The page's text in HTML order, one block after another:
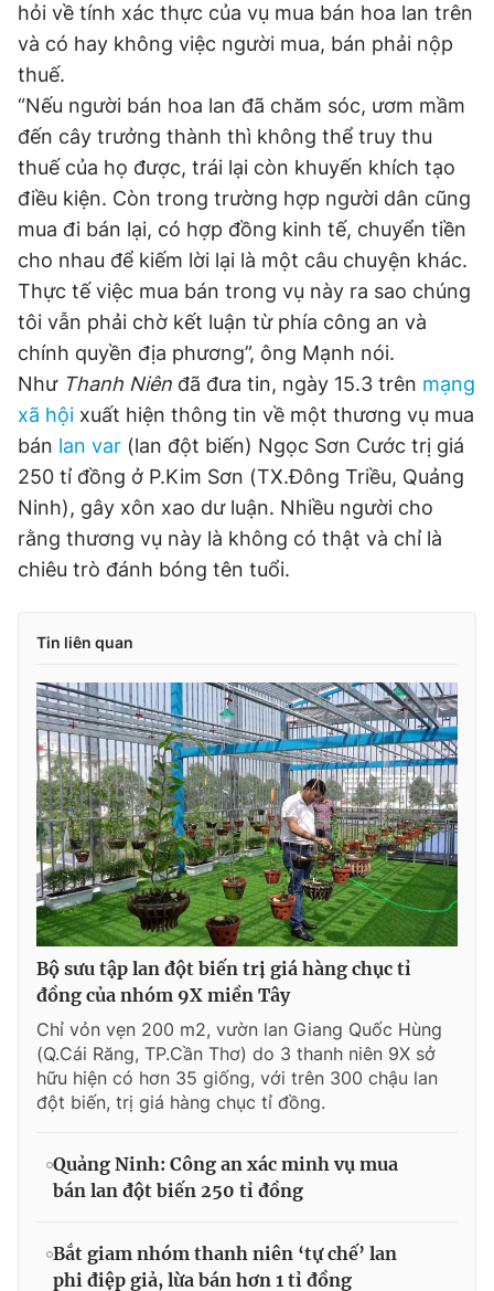
hỏi về tính xác thực của vụ mua bán hoa lan trên
và có hay không việc người mua, bán phải nộp
thuế.
“Nếu người bán hoa lan đã chăm sóc, ươm mầm
đến cây trưởng thành thì không thể truy thu
thuế của họ được, trái lại còn khuyến khích tạo
điều kiện. Còn trong trường hợp người dân cũng
mua đi bán lại, có hợp đồng kinh tế, chuyển tiền
cho nhau để kiếm lời lại là một câu chuyện khác.
Thực tế việc mua bán trong vụ này ra sao chúng
tôi vẫn phải chờ kết luận từ phía công an và
chính quyền địa phương”, ông Mạnh nói.
Như Thanh Niên đã đưa tin, ngày 15.3 trên mạng
xã hội xuất hiện thông tin về một thương vụ mua
bán lan var (lan đột biến) Ngọc Sơn Cước trị giá
250 tỉ đồng ở P.Kim Sơn (TX.Đông Triều, Quảng
Ninh), gây xôn xao dư luận. Nhiều người cho
rằng thương vụ này là không có thật và chỉ là
chiêu trò đánh bóng tên tuổi.
Tin liên quan
Bộ sưu tập lan đột biến trị giá hàng chục tỉ
đồng của nhóm 9X miền Tây
Chỉ vỏn vẹn 200 m2, vườn lan Giang Quốc Hùng
(Q.Cái Răng, TP.Cần Thơ) do 3 thanh niên 9X sở
hữu hiện có hơn 35 giống, với trên 300 chậu lan
đột biến, trị giá hàng chục tỉ đồng.
Quảng Ninh: Công an xác minh vụ mua
bán lan đột biến 250 tỉ đồng
Bắt giam nhóm thanh niên ‘tự chế’ lan
phi điệp giả, lừa bán hơn 1 tỉ đồng